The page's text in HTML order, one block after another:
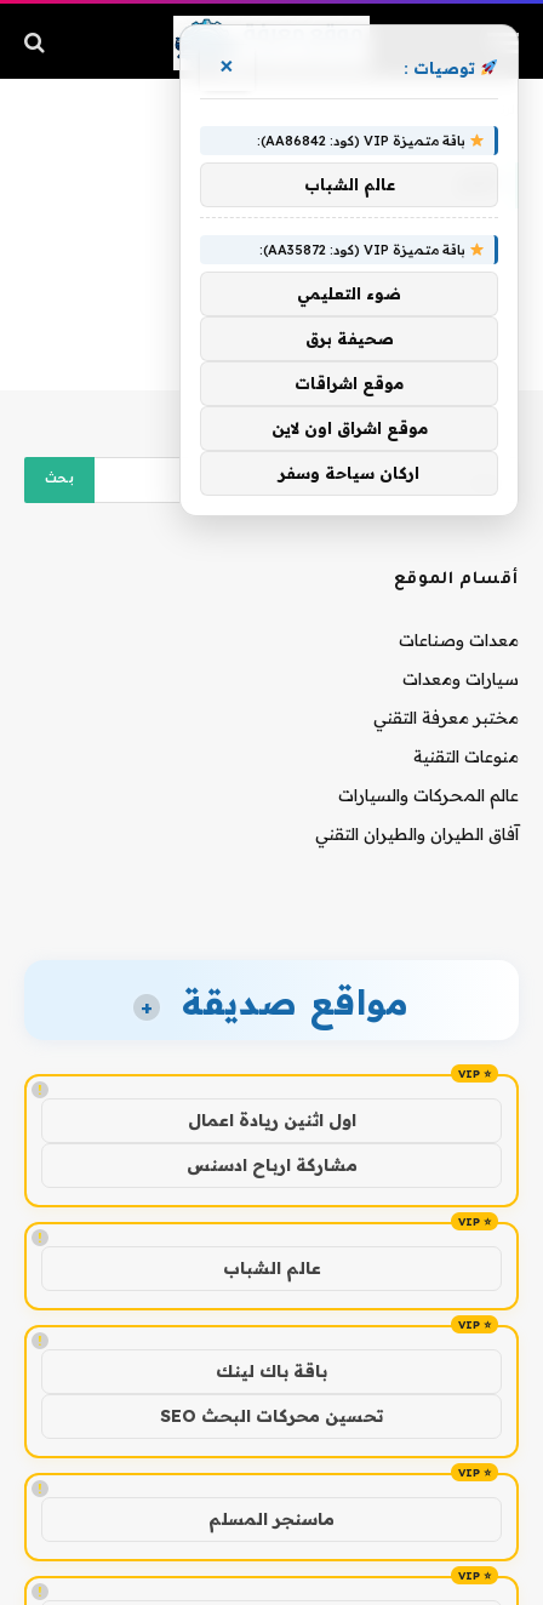
أقسام الموقع
معدات وصناعات
سيارات ومعدات
مختبر معرفة التقني
منوعات التقنية
عالم المحركات والسيارات
آفاق الطيران والطيران التقني
مواقع صديقة +
!
اول اثنين ريادة اعمال
مشاركة ارباح ادسنس
!
عالم الشباب
!
باقة باك لينك
تحسين محركات البحث SEO
!
ماسنجر المسلم
!
توصيات : ×
باقة متميزة VIP (كود: AA86842):
عالم الشباب
باقة متميزة VIP (كود: AA35872):
ضوء التعليمي
صحيفة برق
موقع اشراقات
موقع اشراق اون لاين
اركان سياحة وسفر